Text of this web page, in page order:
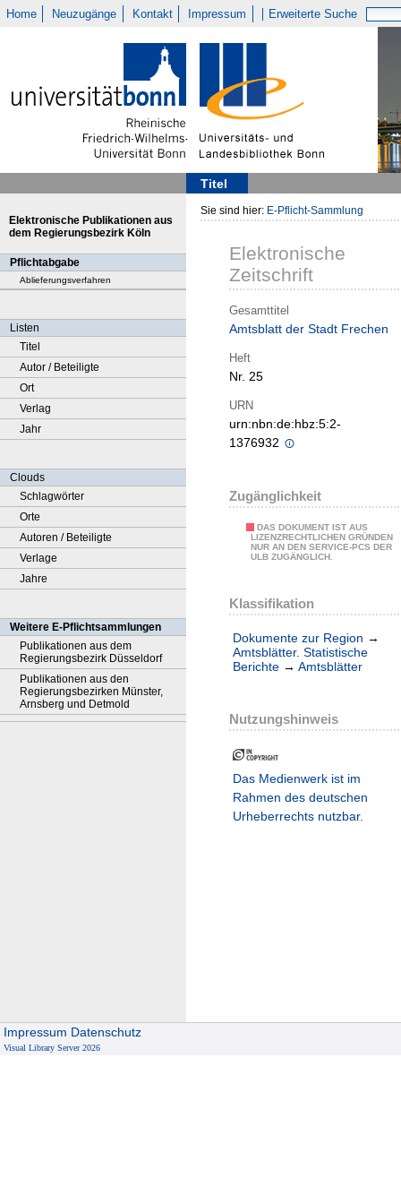
Home Neuzugänge Kontakt Impressum Erweiterte Suche
Titel
Elektronische Publikationen aus
dem Regierungsbezirk Köln
Pflichtabgabe
Ablieferungsverfahren
Listen
Titel
Autor / Beteiligte
Ort
Verlag
Jahr
Clouds
Schlagwörter
Orte
Autoren / Beteiligte
Verlage
Jahre
Weitere E-Pflichtsammlungen
Publikationen aus dem
Regierungsbezirk Düsseldorf
Publikationen aus den
Regierungsbezirken Münster,
Arnsberg und Detmold
Sie sind hier: E-Pflicht-Sammlung
Elektronische
Zeitschrift
Gesamttitel
Amtsblatt der Stadt Frechen
Heft
Nr. 25
URN
urn:nbn:de:hbz:5:2-
1376932
Zugänglichkeit
DAS DOKUMENT IST AUS
LIZENZRECHTLICHEN GRÜNDEN
NUR AN DEN SERVICE-PCS DER
ULB ZUGÄNGLICH.
Klassifikation
Dokumente zur Region →
Amtsblätter. Statistische
Berichte → Amtsblätter
Nutzungshinweis
Das Medienwerk ist im
Rahmen des deutschen
Urheberrechts nutzbar.
Impressum Datenschutz
Visual Library Server 2026